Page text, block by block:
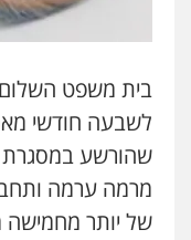
לשבעה חודשי
שהורשע במסגרת
מרמה ערמה
של יותר מחמישה